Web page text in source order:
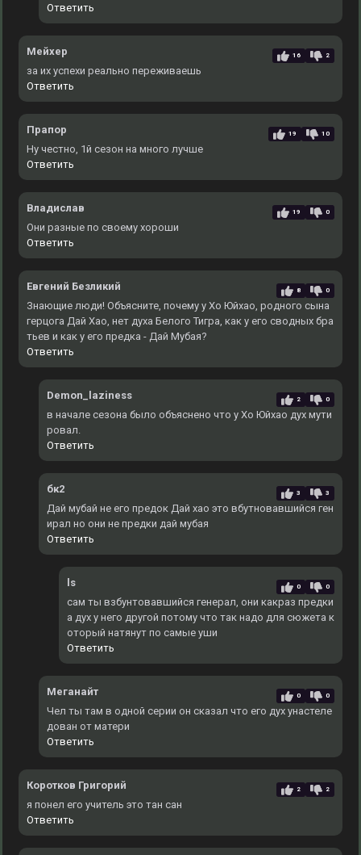
Ответить
Мейхер 16 2
за их успехи реально переживаешь
Ответить
Прапор 19 10
Ну честно, 1й сезон на много лучше
Ответить
Владислав 19 0
Они разные по своему хороши
Ответить
Евгений Безликий 8 0
Знающие люди! Объясните, почему у Хо Юйхао, родного сына
герцога Дай Хао, нет духа Белого Тигра, как у его сводных бра
тьев и как у его предка - Дай Мубая?
Ответить
Demon_laziness 2 0
в начале сезона было объяснено что у Хо Юйхао дух мути
ровал.
Ответить
бк2 3 3
Дай мубай не его предок Дай хао это вбутновавшийся ген
ирал но они не предки дай мубая
Ответить
ls 0 0
сам ты взбунтовавшийся генерал, они какраз предки
а дух у него другой потому что так надо для сюжета к
оторый натянут по самые уши
Ответить
Меганайт 0 0
Чел ты там в одной серии он сказал что его дух унастеле
дован от матери
Ответить
Коротков Григорий 2 2
я понел его учитель это тан сан
Ответить